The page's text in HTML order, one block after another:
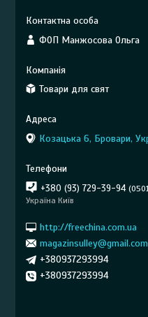
ФОП Манжосова Ольга
Товари для свят
Козацька 6, Бровари,
+380 (93) 729-39-94
Україна Київ
http://freechina.com.ua
magazinsulley@gmail.com
+380937293994
+380937293994